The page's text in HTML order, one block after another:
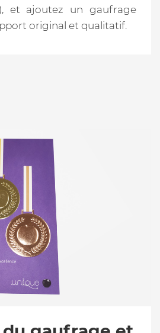
et ajoutez un gaufrage
original et qualitatif.